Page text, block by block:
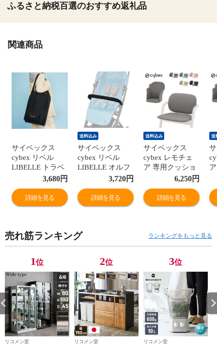
ふるさと納税百選のおすすめ返礼品
関連商品
サイベックス
cybex リベル
LIBELLE トラベ
ルバッグ ベビー
アクセサリー
3,680円
詳細を見る
送料込み
サイベックス
cybex リベル
LIBELLE オルフ
ェオ ORFEO 専
ベビーカー オプ
ション アクセサ
3,720円
詳細を見る
送料込み
サイベックス
cybex レモチェ
ア 専用クッショ
ン シート シート
LEMO CHAIR レ
モ コンフォート
ネス【送料無
料】
6,250円
詳細を見る
送
売れ筋ランキング ランキングをもっと見る
1位
リコメン堂
2位
リコメン堂
3位
リコメン堂